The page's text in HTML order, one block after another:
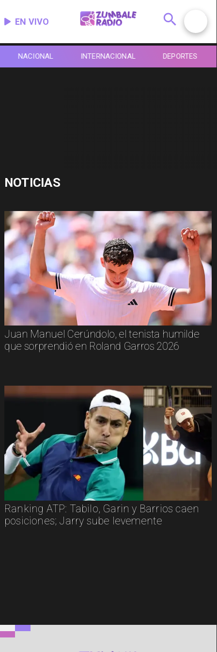
EN VIVO
NACIONAL INTERNACIONAL DEPORTES
NOTICIAS
Juan Manuel Cerúndolo, el tenista humilde
que sorprendió en Roland Garros 2026
Ranking ATP: Tabilo, Garin y Barrios caen
posiciones; Jarry sube levemente